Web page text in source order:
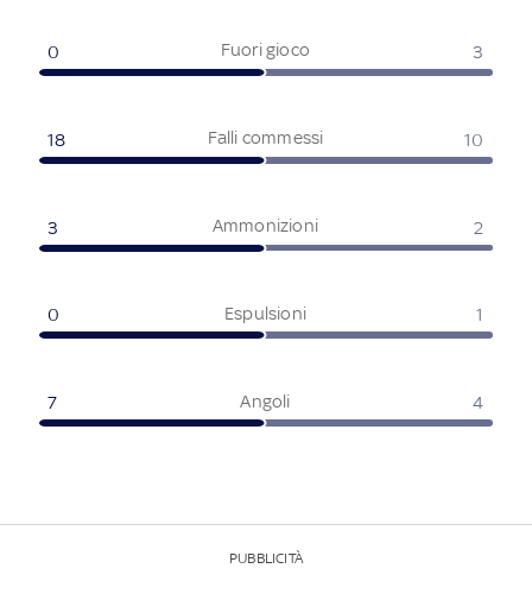
Fuori gioco
0 3
Falli commessi
18 10
Ammonizioni
3 2
Espulsioni
0 1
Angoli
7 4
PUBBLICITÀ